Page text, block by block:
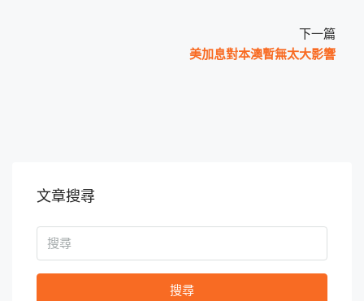
下一篇
美加息對本澳暫無太大影響
文章搜尋
搜尋